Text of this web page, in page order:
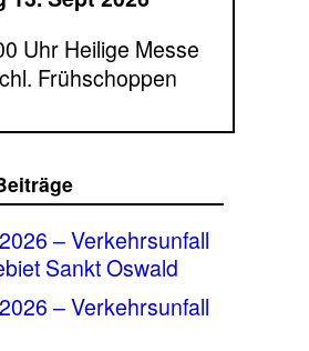
Uhr Heilige Messe
Frühschoppen
– Verkehrsunfall
Sankt Oswald
– Verkehrsunfall